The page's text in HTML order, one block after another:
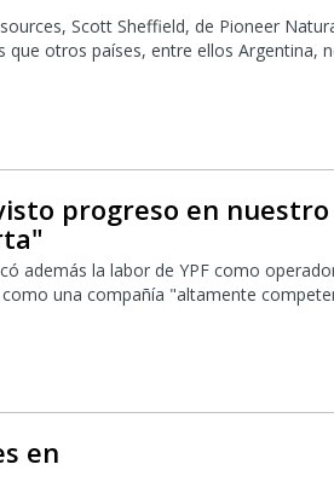
Scott Sheffield, de Pioneer
que otros países, entre ellos Argentina,
progreso en nuestro
además la labor de YPF como
una compañía "altamente
en